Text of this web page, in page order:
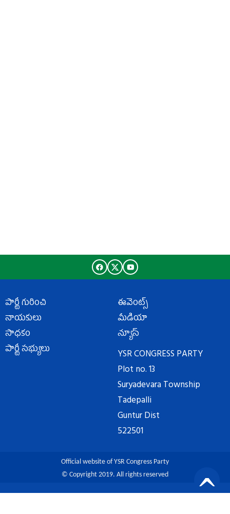
పార్టీ గురించి
నాయకులు
సాధకం
పార్టీ సభ్యులు
ఈవెంట్స్
మీడియా
న్యూస్
YSR CONGRESS PARTY
Plot no. 13
Suryadevara Township
Tadepalli
Guntur Dist
522501
Official website of YSR Congress Party
© Copyright 2019. All rights reserved